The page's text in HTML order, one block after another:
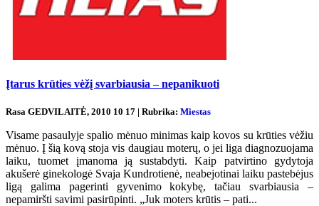
Įtarus krūties vėžį svarbiausia – nepanikuoti
Rasa GEDVILAITĖ, 2010 10 17 | Rubrika: Miestas
Visame pasaulyje spalio mėnuo minimas kaip kovos su krūties vėžiu
mėnuo. Į šią kovą stoja vis daugiau moterų, o jei liga diagnozuojama
laiku, tuomet įmanoma ją sustabdyti. Kaip patvirtino gydytoja
akušerė ginekologė Svaja Kundrotienė, neabejotinai laiku pastebėjus
ligą galima pagerinti gyvenimo kokybę, tačiau svarbiausia –
nepamiršti savimi pasirūpinti. „Juk moters krūtis – pati...